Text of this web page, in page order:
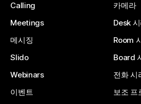
Calling
Meetings
메시징
Slido
Webinars
이벤트
카메라
Desk
Room
Board
전화 시
보조 프